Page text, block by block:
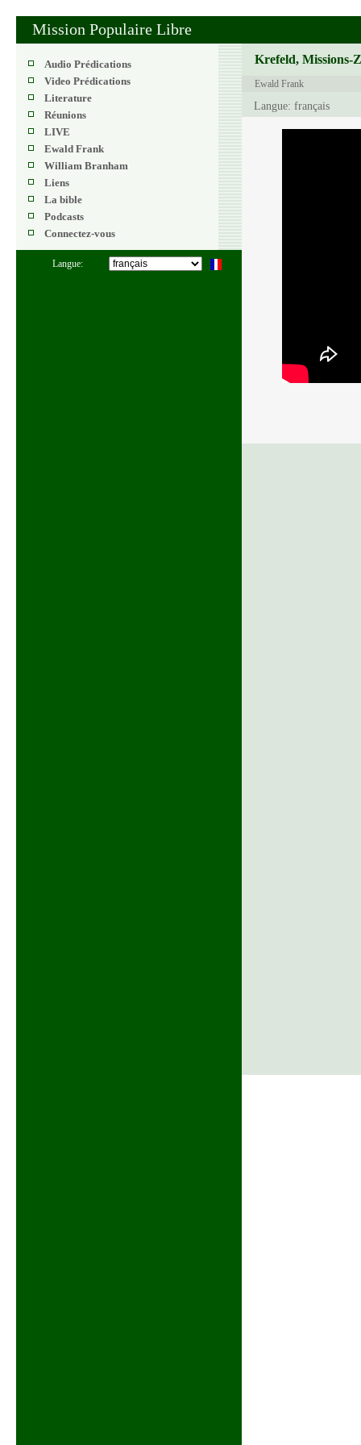
Mission Populaire Libre
Audio Prédications
Video Prédications
Literature
Réunions
LIVE
Ewald Frank
William Branham
Liens
La bible
Podcasts
Connectez-vous
Langue:
Krefeld, Missions-
Ewald Frank
Langue: français